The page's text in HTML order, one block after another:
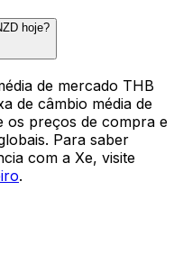
hoje?
de mercado THB
de câmbio média de
os preços de compra e
Para saber
com a Xe, visite
.